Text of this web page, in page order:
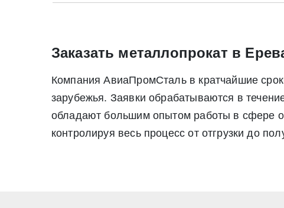
Заказать металлопрокат в
Компания АвиаПромСталь в кратчайшие
зарубежья. Заявки обрабатываются в
обладают большим опытом работы в сфере
контролируя весь процесс от отгрузки до
персональных данных», а